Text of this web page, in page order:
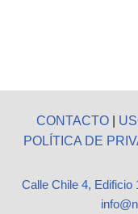
CONTACTO
POLÍTICA DE
Calle Chile 4, Edificio